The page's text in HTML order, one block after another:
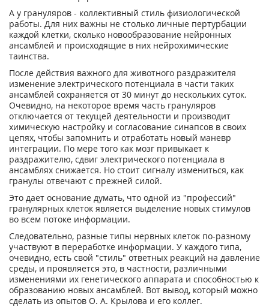
А у грануляров - коллективный стиль физиологической
работы. Для них важны не столько личные пертурбации
каждой клетки, сколько новообразование нейронных
ансамблей и происходящие в них нейрохимические
таинства.
После действия важного для животного раздражителя
изменение электрического потенциала в части таких
ансамблей сохраняется от 30 минут до нескольких суток.
Очевидно, на некоторое время часть грануляров
отключается от текущей деятельности и производит
химическую настройку и согласование синапсов в своих
цепях, чтобы запомнить и отработать новый маневр
интеграции. По мере того как мозг привыкает к
раздражителю, сдвиг электрического потенциала в
ансамблях снижается. Но стоит сигналу измениться, как
гранулы отвечают с прежней силой.
Это дает основание думать, что одной из "профессий"
гранулярных клеток является выделение новых стимулов
во всем потоке информации.
Следовательно, разные типы нервных клеток по-разному
участвуют в переработке информации. У каждого типа,
очевидно, есть свой "стиль" ответных реакций на давление
среды, и проявляется это, в частности, различными
изменениями их генетического аппарата и способностью к
образованию новых ансамблей. Вот вывод, который можно
сделать из опытов О. А. Крылова и его коллег.